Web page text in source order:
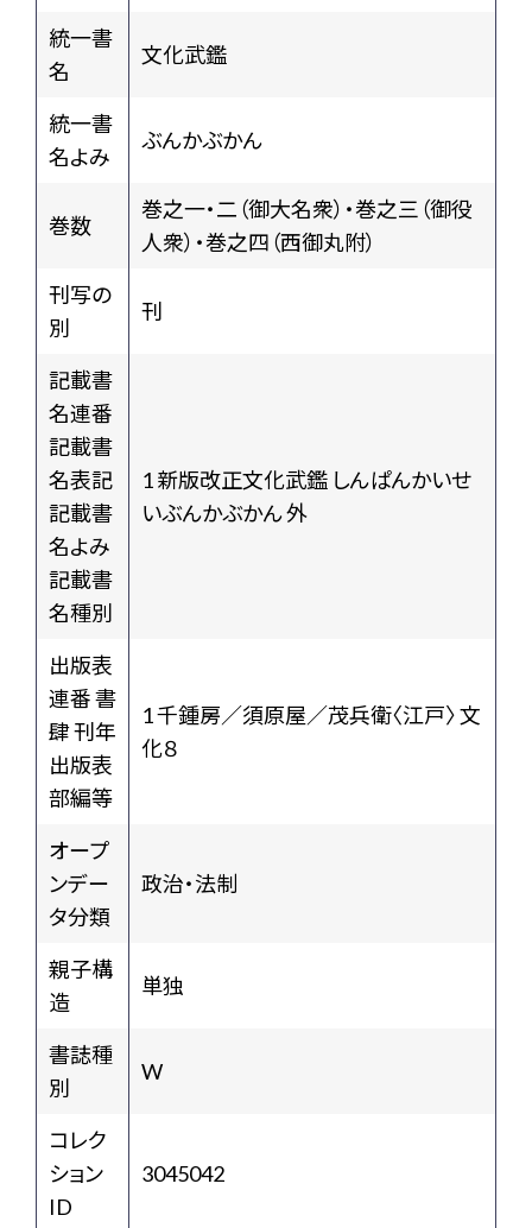
統一書
名
文化武鑑
統一書
名よみ
ぶんかぶかん
巻数
巻之一・二（御大名衆）・巻之三（御役
人衆）・巻之四（西御丸附）
刊写の
別
刊
記載書
名連番
記載書
名表記
記載書
名よみ
記載書
名種別
1 新版改正文化武鑑 しんぱんかいせ
いぶんかぶかん 外
出版表
連番 書
肆 刊年
出版表
部編等
1 千鍾房／須原屋／茂兵衛〈江戸〉 文
化８
オープ
ンデー
タ分類
政治・法制
親子構
造
単独
書誌種
別
W
コレク
ション
ID
3045042